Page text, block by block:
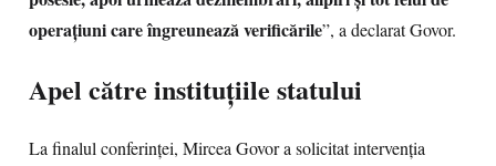
operațiuni care îngreunează verificările”, a declarat Govor.
Apel către instituțiile statului
La finalul conferinței, Mircea Govor a solicitat intervenția